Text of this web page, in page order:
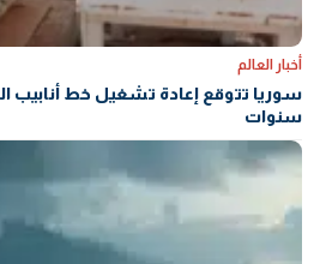
أخبار العالم
سنوات